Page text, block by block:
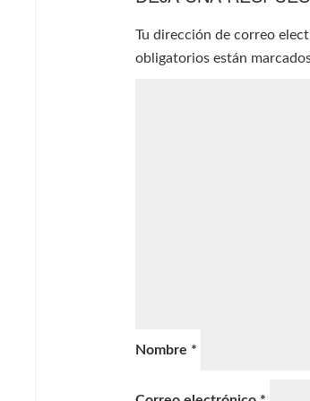
Tu dirección de correo
obligatorios están
Nombre *